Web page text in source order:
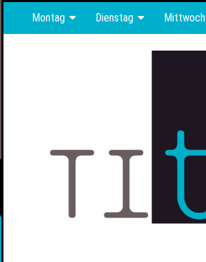
Montag Dienstag Mittwoch